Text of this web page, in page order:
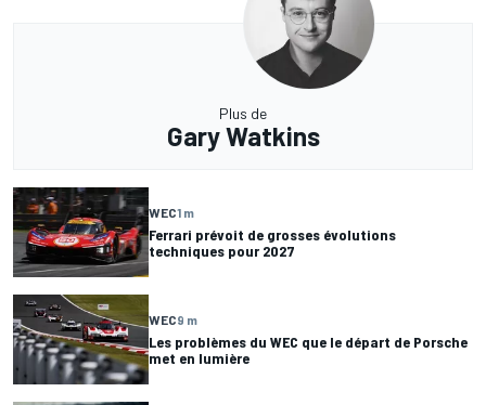
Plus de
Gary Watkins
WEC1 m
Ferrari prévoit de grosses évolutions
techniques pour 2027
WEC9 m
Les problèmes du WEC que le départ de Porsche
met en lumière